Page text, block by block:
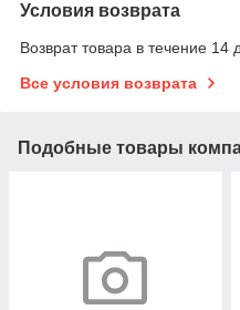
Условия возврата
Возврат товара в течение 14
Все условия возврата
Подобные товары